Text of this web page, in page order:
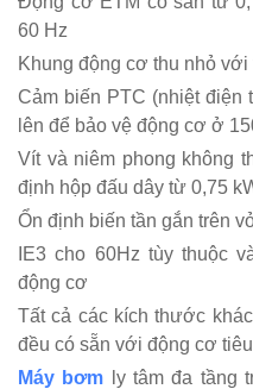
60 Hz
Khung động cơ thu nhỏ
Cảm biến PTC (nhiệt điện
lên để bảo vệ động cơ ở
Vít và niêm phong không
định hộp đấu dây từ 0,75
Ổn định biến tần gắn trên
IE3 cho 60Hz tùy thuộc
động cơ
Tất cả các kích thước
đều có sẵn với động cơ
Máy bơm ly tâm đa tầng